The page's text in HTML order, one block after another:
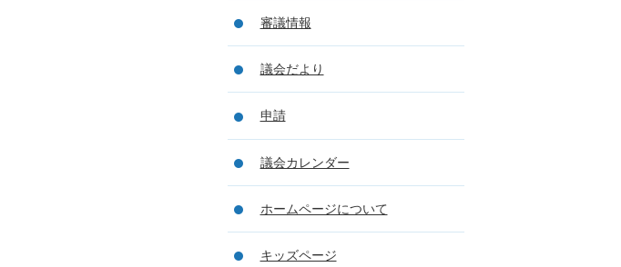
審議情報
議会だより
申請
議会カレンダー
ホームページについて
キッズページ